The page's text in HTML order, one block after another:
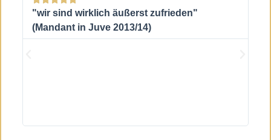
"wir sind wirklich äußerst zufrieden"
(Mandant in Juve 2013/14)